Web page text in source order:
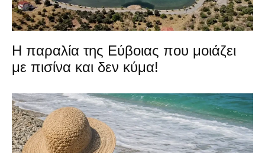
Η παραλία της Εύβοιας που μοιάζει
με πισίνα και δεν κύμα!